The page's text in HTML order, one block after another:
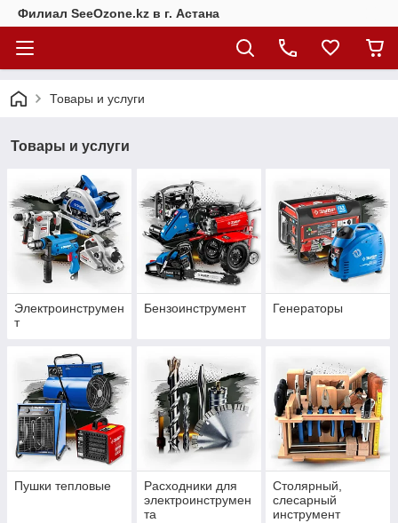
Филиал SeeOzone.kz в г. Астана
Товары и услуги
Товары и услуги
Электроинструмен
т
Бензоинструмент Генераторы
Пушки тепловые
Расходники для
электроинструмен
та
Столярный,
слесарный
инструмент